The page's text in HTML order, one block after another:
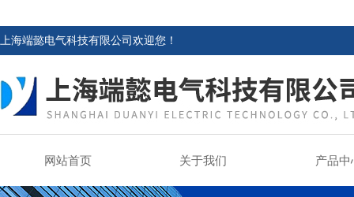
上海端懿电气科技有限公司欢迎您！
网站首页 关于我们 产品中